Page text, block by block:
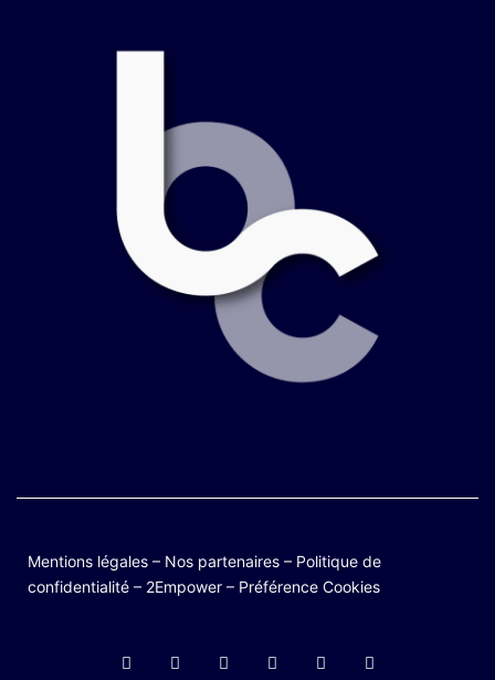
Mentions légales – Nos partenaires – Politique de
confidentialité – 2Empower – Préférence Cookies